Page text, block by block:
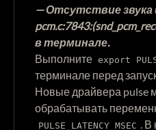
— Отсутствие звука
в терминале.
Выполните export
терминале перед
Новые драйвера pulse
обрабатывать
PULSE_LATENCY_MSEC . В